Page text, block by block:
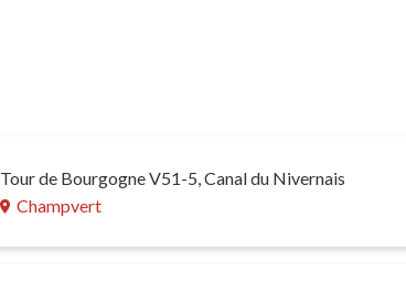
Tour de Bourgogne V51-5, Canal du Nivernais
Champvert